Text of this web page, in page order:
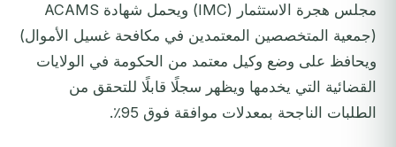
مجلس هجرة الاستثمار (IMC) ويحمل شهادة ACAMS
(جمعية المتخصصين المعتمدين في مكافحة غسيل الأموال)
ويحافظ على وضع وكيل معتمد من الحكومة في الولايات
القضائية التي يخدمها ويظهر سجلًا قابلًا للتحقق من
الطلبات الناجحة بمعدلات موافقة فوق 95٪.